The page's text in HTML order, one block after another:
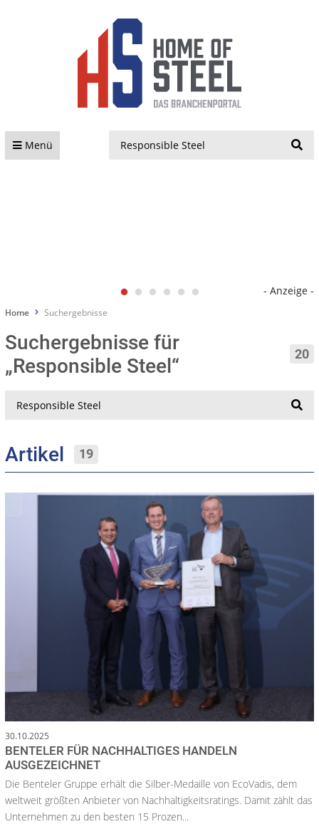
Menü
- Anzeige -
Home Suchergebnisse
Suchergebnisse für
„Responsible Steel“
20
Artikel 19
30.10.2025
BENTELER FÜR NACHHALTIGES HANDELN
AUSGEZEICHNET
Die Benteler Gruppe erhält die Silber-Medaille von EcoVadis, dem
weltweit größten Anbieter von Nachhaltigkeitsratings. Damit zählt das
Unternehmen zu den besten 15 Prozen...